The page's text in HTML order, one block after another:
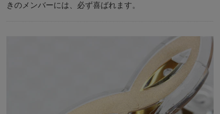
きのメンバーには、必ず喜ばれます。